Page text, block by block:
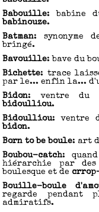
Babouille: babine
babinouze.
Batman: synonyme
bringé.
Bavouille: bave du
Bichette: trace
par le... enfin la...
Bidon: ventre du
bidoulliou.
Bidoulliou: ventre
bidon.
Born to be boule: art
Boubou-catch:
hiérarchie par des
boulesque et de
Bouille-boule
regarde pendant
admiratifs.